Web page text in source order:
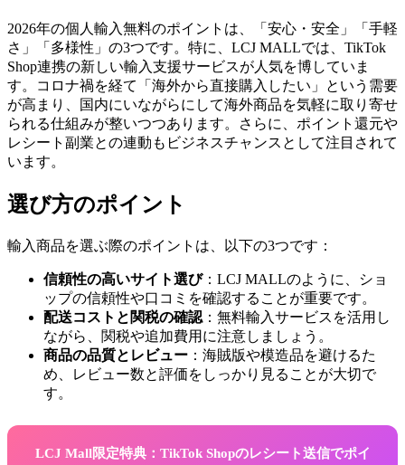
2026年の個人輸入無料のポイントは、「安心・安全」「手軽
さ」「多様性」の3つです。特に、LCJ MALLでは、TikTok
Shop連携の新しい輸入支援サービスが人気を博していま
す。コロナ禍を経て「海外から直接購入したい」という需要
が高まり、国内にいながらにして海外商品を気軽に取り寄せ
られる仕組みが整いつつあります。さらに、ポイント還元や
レシート副業との連動もビジネスチャンスとして注目されて
います。
選び方のポイント
輸入商品を選ぶ際のポイントは、以下の3つです：
信頼性の高いサイト選び：LCJ MALLのように、ショ
ップの信頼性や口コミを確認することが重要です。
配送コストと関税の確認 ：無料輸入サービスを活用し
ながら、関税や追加費用に注意しましょう。
商品の品質とレビュー ：海賊版や模造品を避けるた
め、レビュー数と評価をしっかり見ることが大切で
す。
LCJ Mall限定特典：TikTok Shopのレシート送信でポイ